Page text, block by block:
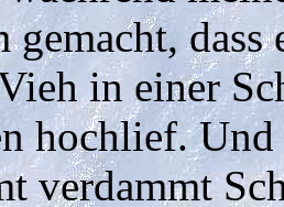
gemacht,
in einer
hochlief.
verdammt